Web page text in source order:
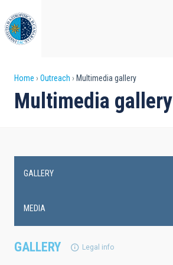
to
main
content
Breadcrumb
Home Outreach Multimedia gallery
Multimedia gallery
GALLERY Legal info
navigation
GALLERY
MEDIA